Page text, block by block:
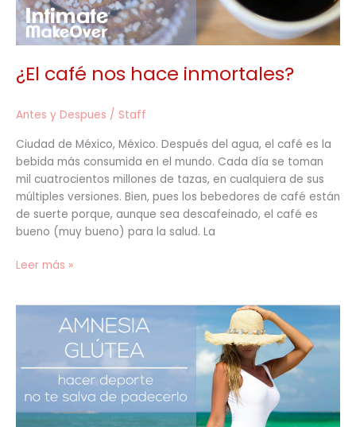
¿El café nos hace inmortales?
Antes y Despues / Staff
Ciudad de México, México. Después del agua, el café es la
bebida más consumida en el mundo. Cada día se toman
mil cuatrocientos millones de tazas, en cualquiera de sus
múltiples versiones. Bien, pues los bebedores de café están
de suerte porque, aunque sea descafeinado, el café es
bueno (muy bueno) para la salud. La
Leer más »
deporte
te
salva